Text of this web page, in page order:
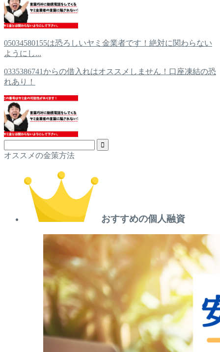
05034580155は恐ろしいヤミ金業者です！絶対に関わらない
ようにし...
0335386741からの借入れはオススメしません！口座凍結の恐
れあり！
オススメの金策方法
おすすめの個人融資